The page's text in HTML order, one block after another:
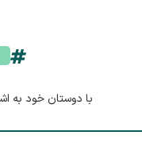
با دوستان خود به